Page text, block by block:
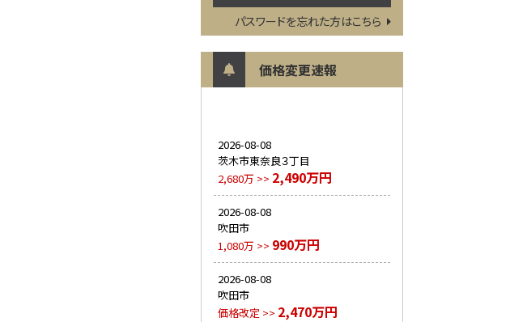
パスワードを忘れた方はこちら
価格変更速報
2026-08-08
茨木市東奈良３丁目
2,680万 >> 2,490万円
2026-08-08
吹田市
1,080万 >> 990万円
2026-08-08
吹田市
価格改定 >> 2,470万円